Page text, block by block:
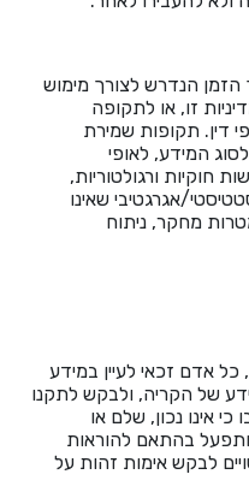
הנדרש לצורך מימוש
זו, או לתקופה
דין. תקופות שמירת
המידע, לאופי
חוקיות ורגולטוריות,
אגרגטיבי שאינו
מחקר, ניתוח
אדם זכאי לעיין במידע
של הקריה, ולבקש לתקנו
אינו נכון, שלם או
בהתאם להוראות
לבקש אימות זהות על